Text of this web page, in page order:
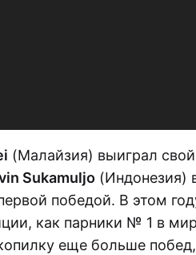
(Малайзия) выиграл
Sukamuljo (Индонезия)
победой. В этом
как парники № 1 в
еще больше